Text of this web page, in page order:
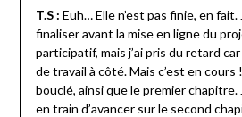
T.S : Euh… Elle n’est pas finie, en
finaliser avant la mise en ligne du
participatif, mais j’ai pris du retard
de travail à côté. Mais c’est en cours
bouclé, ainsi que le premier chapitre.
en train d’avancer sur le second